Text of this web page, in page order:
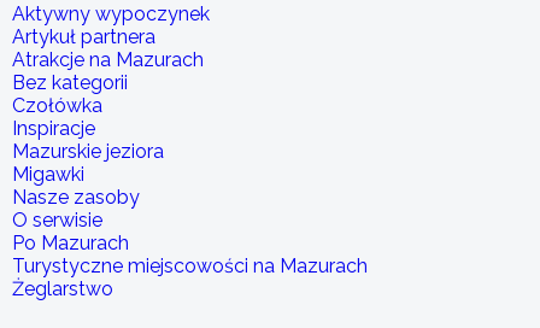
Aktywny wypoczynek
Artykuł partnera
Atrakcje na Mazurach
Bez kategorii
Czołówka
Inspiracje
Mazurskie jeziora
Migawki
Nasze zasoby
O serwisie
Po Mazurach
Turystyczne miejscowości na Mazurach
Żeglarstwo